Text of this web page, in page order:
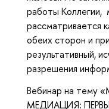
работы Коллегии,
рассматривается
обеих сторон и
результативный,
разрешения
Вебинар на
МЕДИАЦИЯ: